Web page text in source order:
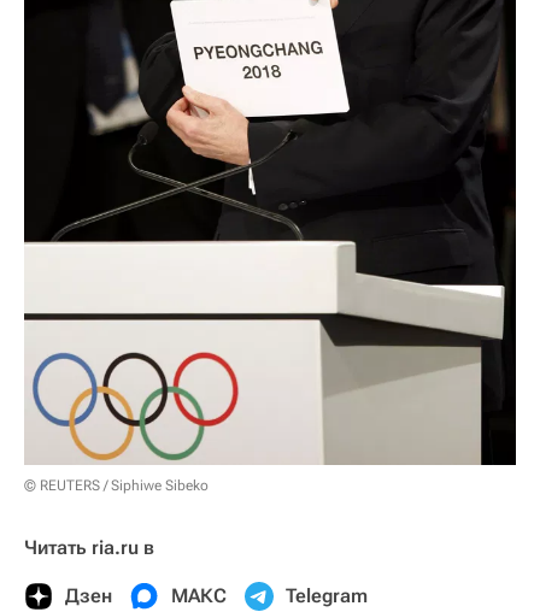
© REUTERS / Siphiwe Sibeko
Читать ria.ru в
Дзен МАКС Telegram